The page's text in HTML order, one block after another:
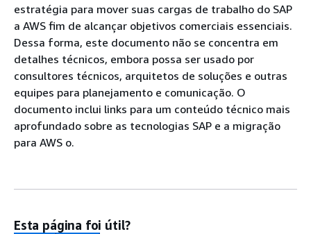
estratégia para mover suas cargas de trabalho do SAP
a AWS fim de alcançar objetivos comerciais essenciais.
Dessa forma, este documento não se concentra em
detalhes técnicos, embora possa ser usado por
consultores técnicos, arquitetos de soluções e outras
equipes para planejamento e comunicação. O
documento inclui links para um conteúdo técnico mais
aprofundado sobre as tecnologias SAP e a migração
para AWS o.
Esta página foi útil?